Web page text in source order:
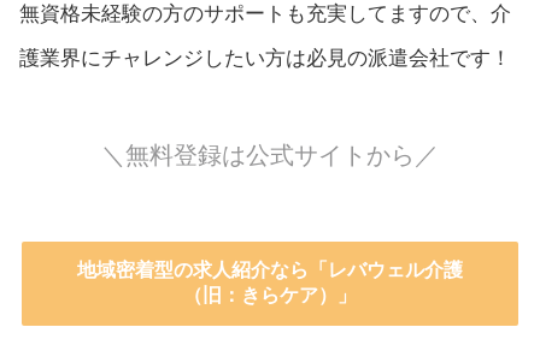
無資格未経験の方のサポートも充実してますので、介
護業界にチャレンジしたい方は必見の派遣会社です！
＼無料登録は公式サイトから／
地域密着型の求人紹介なら「レバウェル介護
（旧：きらケア）」